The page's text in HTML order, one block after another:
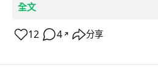
全文
12 4 ↗ 分享